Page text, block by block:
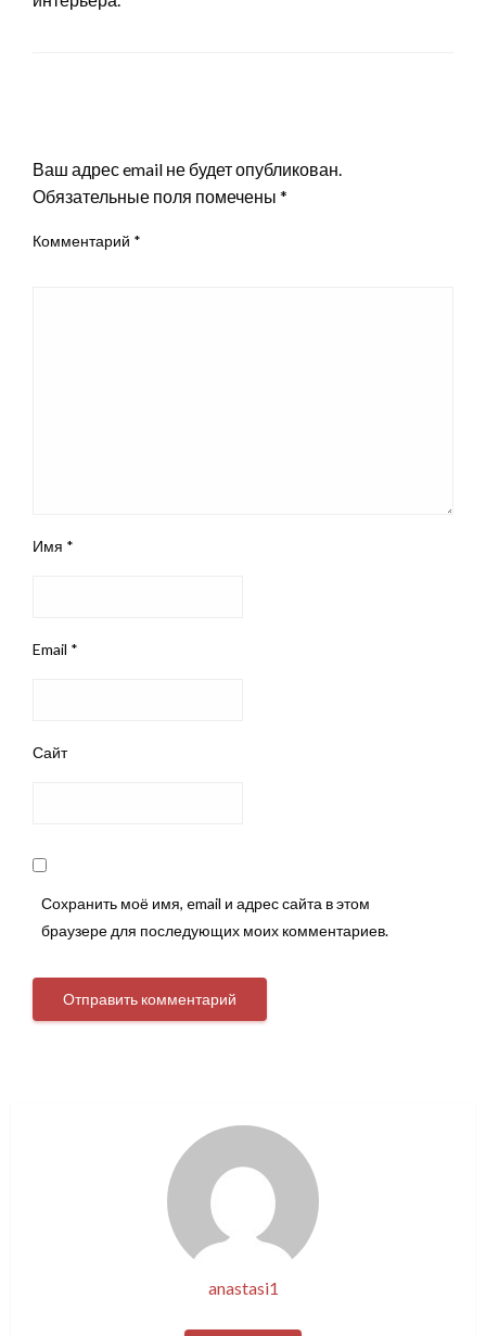
Ваш адрес email не будет опубликован.
Обязательные поля помечены *
Комментарий *
Имя *
Email *
Сайт
Сохранить моё имя, email и адрес сайта в этом
браузере для последующих моих комментариев.
anastasi1